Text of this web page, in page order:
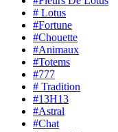
# Lotus
#Fortune
#Chouette
#Animaux
#Totems
#777
# Tradition
#13H13
#Astral
#Chat